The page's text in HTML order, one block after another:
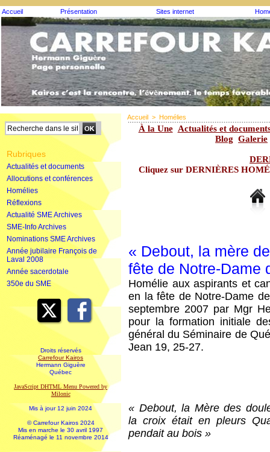
Accueil Présentation Sites internet
Rubriques
Actualités et documents
Allocutions et conférences
Homélies
Réflexions
Actualité SME Archives
SME-Info Archives
Nominations SME Archives
Année jubilaire François de
Laval 2008
Année sacerdotale
350e du SME
Droits réservés
Carrefour Kairos
Hermann Giguère
Québec
JavaScript DHTML Menu Powered by
Milonic
Mis à jour 12 juin 2024
© Carrefour Kairos 2024
Mis en marche le 30 avril 1997
Réaménagé le 11 novembre 2014
Accueil > Homélies
À la Une Actualités et
Blog Galerie
Cliquez sur DERNIÈRES
« Debout, la mère
fête de Notre-Dame
Homélie aux aspirants et
en la fête de Notre-Dame
septembre 2007 par Mgr
pour la formation initiale
général du Séminaire de
Jean 19, 25-27.
« Debout, la Mère des
la croix était en pleurs
pendait au bois »